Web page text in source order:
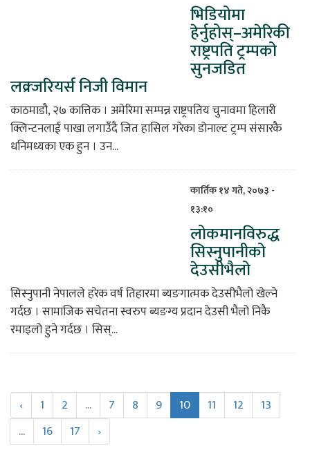
भिडियोमा
हेर्नुहोस्–अमेरिकी
राष्ट्रपति ट्रम्पको
सुनजडित
लक्र्जरियर्स निजी विमान
काठमाडौ, २७ कात्तिक । अमेरिमा सम्पन्न राष्ट्रपतिय चुनावमा हिलारी
क्लिन्टनलाई पाखा लगाउँदै जित हासिल गरेका डोनाल्ट ट्रम्प संसारकै
धनिमध्यका एक हुन । उन...
कार्तिक १४ गते, २०७३ -
१३:१०
लोकमानविरुद्ध
सिस्नुपानीको
देउसीभैलो
सिस्नुपानी नेपालले हरेक वर्ष तिहारमा ब्यङगात्मक देउसीभैलो खेल्ने
गर्दछ । सामाजिक सचेतना स्वरुप ब्यङग्य प्रदान देउसी भैलो निकै
रमाइलो हुने गर्दछ । सिस्...
‹ 1 2 ... 7 8 9 10 11 12
13
...
16 17 ›